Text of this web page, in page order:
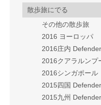
散歩旅にでる
その他の散歩旅
2016 ヨーロッパ
2016庄内 Defender
2016クアラルンプ
2016シンガポール
2015四国 Defender
2015九州 Defender